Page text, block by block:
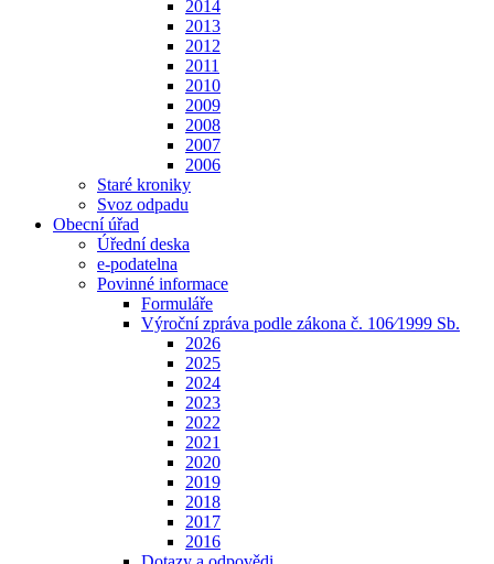
2014
2013
2012
2011
2010
2009
2008
2007
2006
Staré kroniky
Svoz odpadu
Obecní úřad
Úřední deska
e-podatelna
Povinné informace
Formuláře
Výroční zpráva podle zákona č. 106⁄1999 Sb.
2026
2025
2024
2023
2022
2021
2020
2019
2018
2017
2016